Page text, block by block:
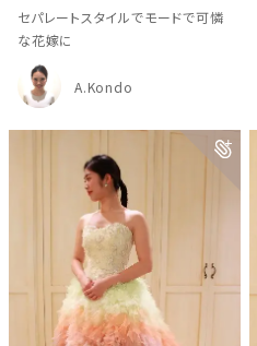
セパレートスタイルでモードで可憐
な花嫁に
A.Kondo